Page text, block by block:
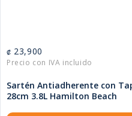
₡ 23,900
Sartén Antiadherente con
28cm 3.8L Hamilton Beach